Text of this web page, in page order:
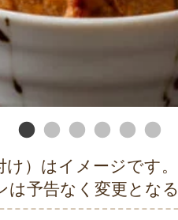
）はイメージです。
は予告なく変更とな